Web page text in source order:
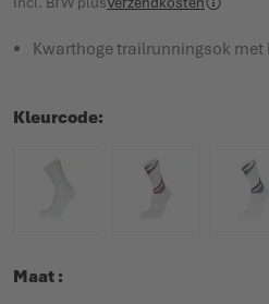
Kwarthoge trailrunningsok
Kleurcode
Maat